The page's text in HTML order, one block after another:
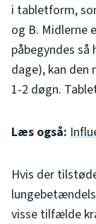
i tabletform,
og B. Midlerne
påbegyndes
dage), kan
1-2 døgn.
Læs også:
Hvis der
visse tilfælde